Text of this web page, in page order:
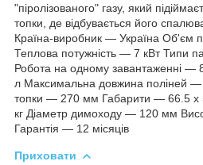
"піролізованого" газу, який
топки, де відбувається його
Країна-виробник — Україна
Теплова потужність — 7 кВт Типи
Робота на одному завантаженні
л Максимальна довжина поліней
топки — 270 мм Габарити — 66.5 х
кг Діаметр димоходу — 120 мм
Гарантія — 12 місяців
Приховати